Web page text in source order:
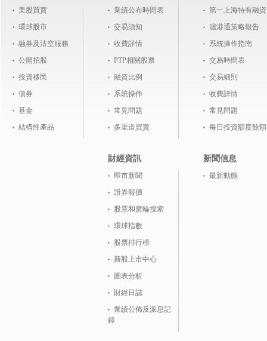
美股買賣
環球股市
融券及沽空服務
公開招股
投資移民
債券
基金
結構性產品
業績公布時間表
交易須知
收費詳情
PTP相關股票
融資比例
系統操作
常見問題
多渠道買賣
財經資訊
即市新聞
證券報價
股票和窝輪搜索
環球指數
股票排行榜
新股上市中心
圖表分析
財經日誌
業績公佈及派息記
錄
第一上海特有融資
滬港通策略報告
系統操作指南
交易時間表
交易細則
收費詳情
常見問題
每日投資額度餘額
新聞信息
最新動態